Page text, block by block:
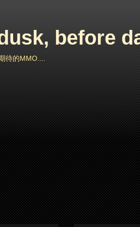
before
待的MMO....